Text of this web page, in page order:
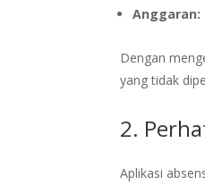
Anggaran:
Dengan
yang tidak
2.
Aplikasi